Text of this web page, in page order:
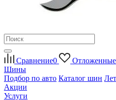
Сравнение0 Отложенные
Шины
Подбор по авто Каталог шин
Акции
Услуги